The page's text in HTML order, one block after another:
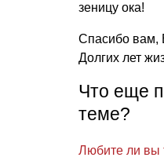
зеницу ока!
Спасибо вам,
Долгих лет
Что еще
теме?
Любите ли вы